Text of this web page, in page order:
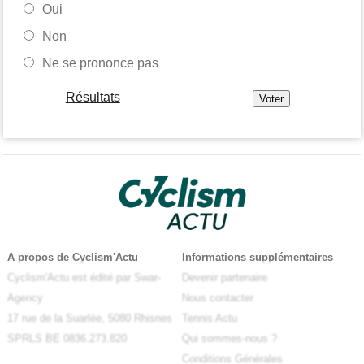
Oui
Non
Ne se prononce pas
Résultats
-
A propos de Cyclism'Actu
Cyclism'Actu est édité par Swar-
Agency
17 rue de la Suarlée, 5080 Rhisnes
SPRLS BE 0836.273.820
Informations supplémentaires
Devenir partenaire
Nous contacter
Tennis Actu
Qui sommes-nous ?
Conditions Générales